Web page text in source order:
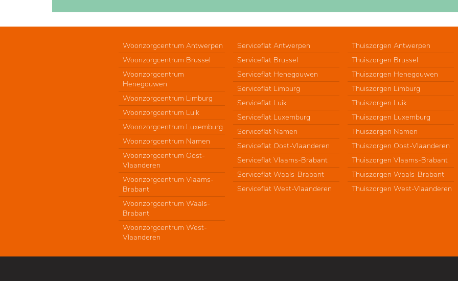
Woonzorgcentrum Antwerpen
Woonzorgcentrum Brussel
Woonzorgcentrum
Henegouwen
Woonzorgcentrum Limburg
Woonzorgcentrum Luik
Woonzorgcentrum Luxemburg
Woonzorgcentrum Namen
Woonzorgcentrum Oost-
Vlaanderen
Woonzorgcentrum Vlaams-
Brabant
Woonzorgcentrum Waals-
Brabant
Woonzorgcentrum West-
Vlaanderen
Serviceflat Antwerpen
Serviceflat Brussel
Serviceflat Henegouwen
Serviceflat Limburg
Serviceflat Luik
Serviceflat Luxemburg
Serviceflat Namen
Serviceflat Oost-Vlaanderen
Serviceflat Vlaams-Brabant
Serviceflat Waals-Brabant
Serviceflat West-Vlaanderen
Thuiszorgen Antwerpen
Thuiszorgen Brussel
Thuiszorgen Henegouwen
Thuiszorgen Limburg
Thuiszorgen Luik
Thuiszorgen Luxemburg
Thuiszorgen Namen
Thuiszorgen Oost-Vlaanderen
Thuiszorgen Vlaams-Brabant
Thuiszorgen Waals-Brabant
Thuiszorgen West-Vlaanderen